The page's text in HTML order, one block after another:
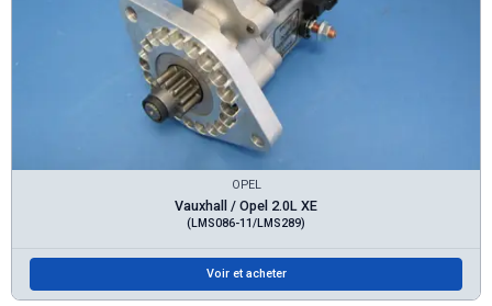
OPEL
Vauxhall / Opel 2.0L XE
(LMS086-11/LMS289)
Voir et acheter